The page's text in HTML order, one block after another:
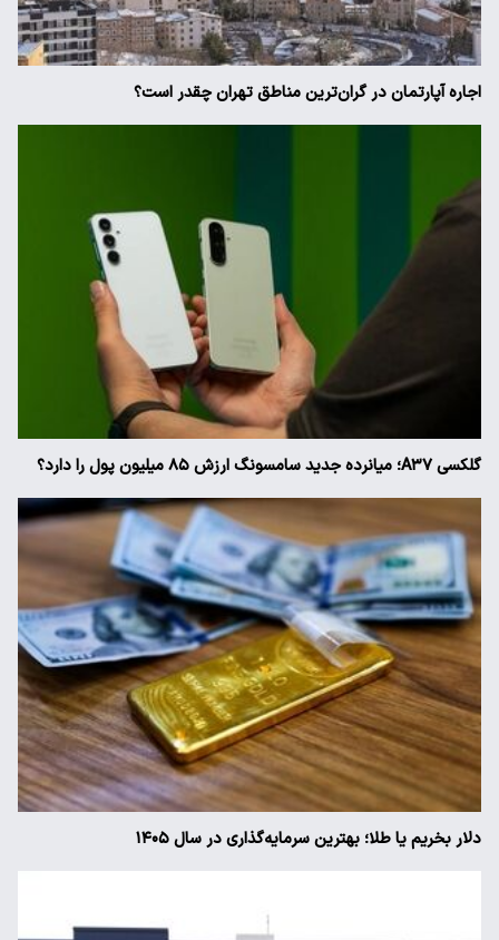
اجاره آپارتمان در گران‌ترین مناطق تهران چقدر است؟
گلکسی A۳۷؛ میانرده جدید سامسونگ ارزش ۸۵ میلیون پول را دارد؟
دلار بخریم یا طلا؛ بهترین سرمایه‌گذاری در سال ۱۴۰۵